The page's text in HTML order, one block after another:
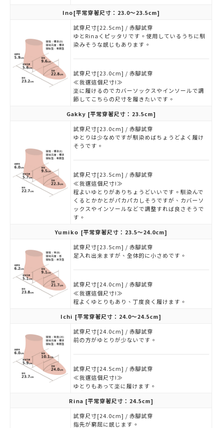
Ino[平常穿著尺寸：23.0～23.5cm]
試穿尺寸[22.5cm] / 赤腳試穿
ゆとRinaくピッタリです。使用しているうちに馴
染みそうな感じもあります。
試穿尺寸[23.0cm] / 赤腳試穿
≪我選這個尺寸!≫
楽に履けるのでカバーソックスやインソールで調
節してこちらの尺寸を履きたいです。
Gakky [平常穿著尺寸：23.5cm]
試穿尺寸[23.0cm] / 赤腳試穿
ゆとりは少なめですが馴染めばちょうどよく履け
そうです。
試穿尺寸[23.5cm] / 赤腳試穿
≪我選這個尺寸!≫
程よいゆとりがありちょうどいいです。馴染んで
くるとかかとがパカパカしそうですが、カバーソ
ックスやインソールなどで調整すれば良さそうで
す。
Yumiko [平常穿著尺寸：23.5～24.0cm]
試穿尺寸[23.5cm] / 赤腳試穿
足入れ出来ますが、全体的に小さめです。
試穿尺寸[24.0cm] / 赤腳試穿
≪我選這個尺寸!≫
程よくゆとりもあり、丁度良く履けます。
Ichi [平常穿著尺寸：24.0～24.5cm]
試穿尺寸[24.0cm] / 赤腳試穿
前の方がゆとりが少ないです。
試穿尺寸[24.5cm] / 赤腳試穿
≪我選這個尺寸!≫
ゆとりもあって楽に履けます。
Rina [平常穿著尺寸：24.5cm]
試穿尺寸[24.0cm] / 赤腳試穿
指先が窮屈に感じます。